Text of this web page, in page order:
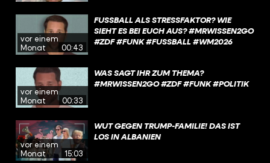
vor einem
Monat
00:43
FUSSBALL ALS STRESSFAKTOR? WIE S
IEHT ES BEI EUCH AUS? #MRWISSEN2GO #
ZDF #FUNK #FUSSBALL #WM2026
vor einem
Monat
00:33
WAS SAGT IHR ZUM THEMA?
#MRWISSEN2GO #ZDF #FUNK #POLITIK
vor einem
Monat
15:03
WUT GEGEN TRUMP-FAMILIE! DAS IST
LOS IN ALBANIEN